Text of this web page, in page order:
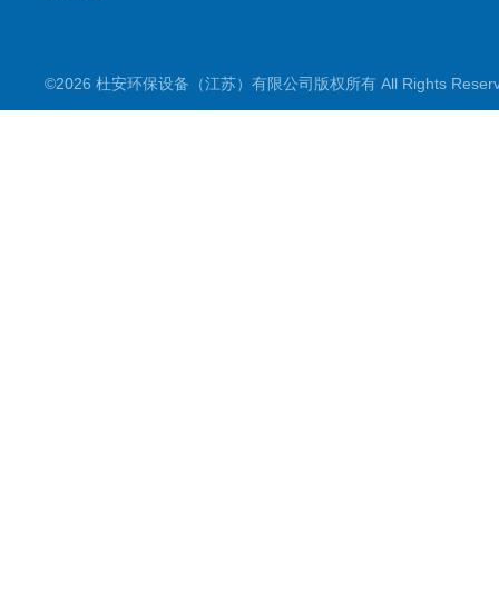
©2026 杜安环保设备（江苏）有限公司版权所有 All Rights